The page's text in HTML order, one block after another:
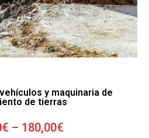
y maquinaria de
de tierras
€ – 180,00€